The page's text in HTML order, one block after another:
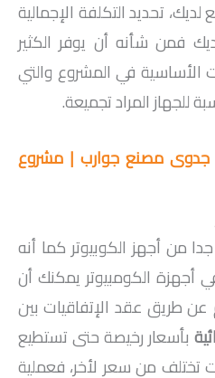
تحديد التكلفة الإجمالية
فمن شأنه أن يوفر الكثير
الأساسية في المشروع والتي
للجهاز المراد تجميعة.
جدوى مصنع جوارب | مشروع
من أجهز الكوبيوتر كما أنه
أجهزة الكومبيوتر يمكنك أن
طريق عقد الإتفاقيات بين
بأسعار رخيصة حتى تستطيع
تختلف من سعر لأخر، فعملية